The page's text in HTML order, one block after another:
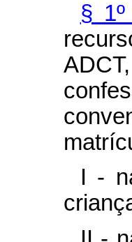
§ 1º
I -